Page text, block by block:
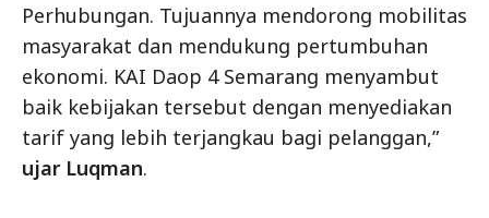
Perhubungan. Tujuannya mendorong mobilitas
masyarakat dan mendukung pertumbuhan
ekonomi. KAI Daop 4 Semarang menyambut
baik kebijakan tersebut dengan menyediakan
tarif yang lebih terjangkau bagi pelanggan,”
ujar Luqman.